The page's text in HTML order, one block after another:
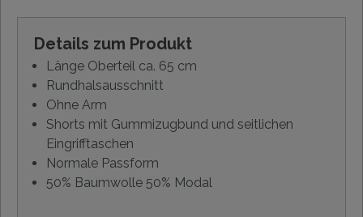
Details zum Produkt
Länge Oberteil ca. 65 cm
Rundhalsausschnitt
Ohne Arm
Shorts mit Gummizugbund und seitlichen
Eingrifftaschen
Normale Passform
50% Baumwolle 50% Modal